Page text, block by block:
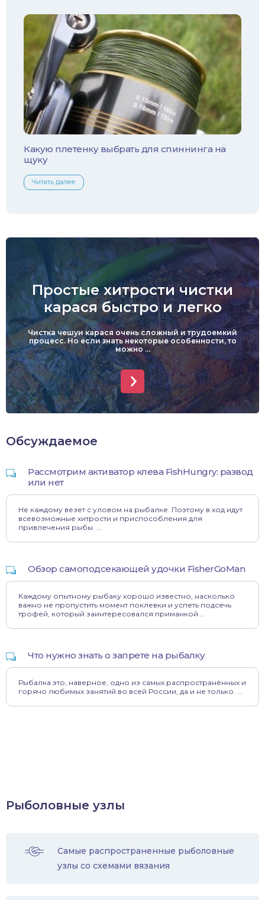
Чехонь
Какую плетенку выбрать для спиннинга на
щуку
Читать далее
Простые хитрости чистки
карася быстро и легко
Чистка чешуи карася очень сложный и трудоемкий
процесс. Но если знать некоторые особенности, то
можно ...
Обсуждаемое
Рассмотрим активатор клева FishHungry: развод
или нет
Не каждому везет с уловом на рыбалке. Поэтому в ход идут
всевозможные хитрости и приспособления для
привлечения рыбы. ...
Обзор самоподсекающей удочки FisherGoMan
Каждому опытному рыбаку хорошо известно, насколько
важно не пропустить момент поклевки и успеть подсечь
трофей, который заинтересовался приманкой ...
Что нужно знать о запрете на рыбалку
Рыбалка это, наверное, одно из самых распространённых и
горячо любимых занятий во всей России, да и не только. ...
Рыболовные узлы
Самые распространенные рыболовные
узлы со схемами вязания